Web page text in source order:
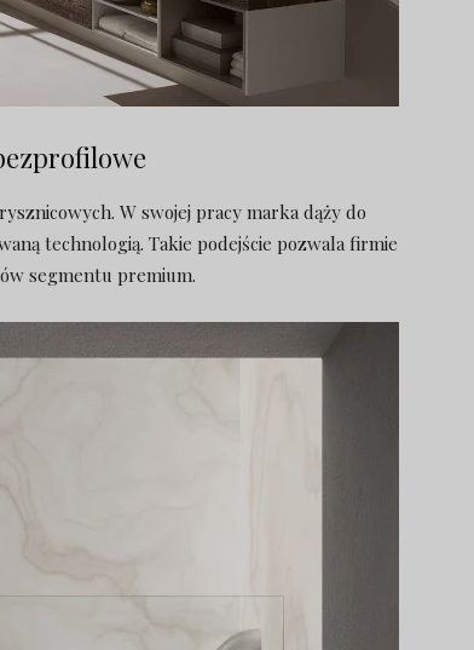
W swojej pracy marka dąży do
technologią. Takie podejście pozwala firmie
segmentu premium.